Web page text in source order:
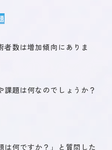
者数は増加傾向にありま
題は何なのでしょうか？
は何ですか？」と質問した